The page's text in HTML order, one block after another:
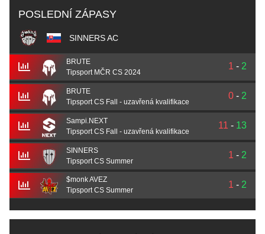
POSLEDNÍ ZÁPASY
SINNERS AC
BRUTE
Tipsport MČR CS 2024
1 - 2
BRUTE
Tipsport CS Fall - uzavřená kvalifikace
0 - 2
Sampi.NEXT
Tipsport CS Fall - uzavřená kvalifikace
11 - 13
SINNERS
Tipsport CS Summer
1 - 2
$monk AVEZ
Tipsport CS Summer
1 - 2